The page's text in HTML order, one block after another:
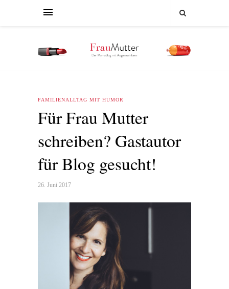
FAMILIENALLTAG MIT HUMOR
Für Frau Mutter
schreiben? Gastautor
für Blog gesucht!
26. Juni 2017